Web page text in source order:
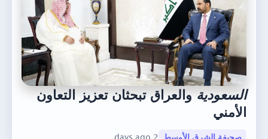
السعوديةوالعراق تبحثان تعزيز التعاون
الأمني
صحيفة الشرق الأوسط 2 days ago